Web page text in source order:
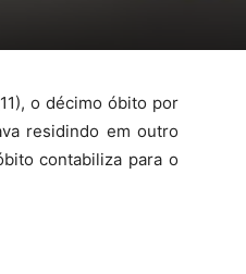
o décimo óbito por
residindo em outro
contabiliza para o